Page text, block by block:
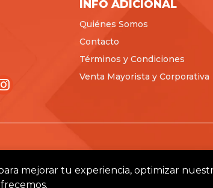
INFO ADICIONAL
Quiénes Somos
Contacto
Términos y Condiciones
Venta Mayorista y Corporativa
mejorar tu experiencia, optimizar